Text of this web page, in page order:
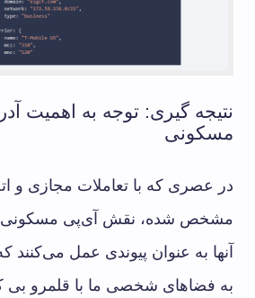
مسکونی
در عصری که با تعاملات مجازی و
مشخص شده، نقش آی‌پی مسکونی
آنها به عنوان پیوندی عمل می‌کنند
به فضاهای شخصی ما با قلمرو بی